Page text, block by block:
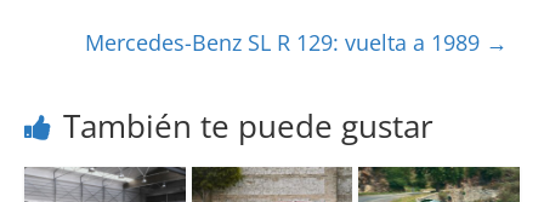
Mercedes-Benz SL R 129: vuelta a 1989 →
También te puede gustar